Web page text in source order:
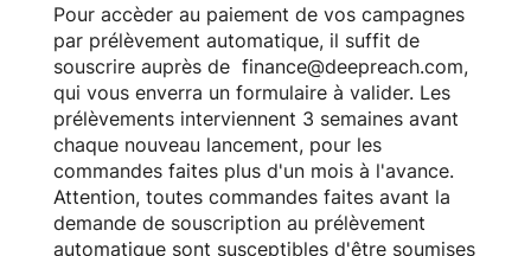
Pour accèder au paiement de vos campagnes
par prélèvement automatique, il suffit de
souscrire auprès de finance@deepreach.com,
qui vous enverra un formulaire à valider. Les
prélèvements interviennent 3 semaines avant
chaque nouveau lancement, pour les
commandes faites plus d'un mois à l'avance.
Attention, toutes commandes faites avant la
demande de souscription au prélèvement
automatique sont susceptibles d'être soumises